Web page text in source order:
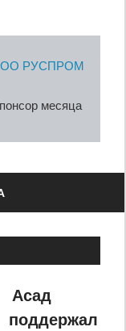
РУСПРОМ
месяца
Асад
поддержал